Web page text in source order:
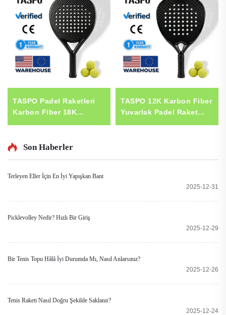
TASPO Padel Raketleri
Karbon Fiber 18K
Tenisi Raketi Yumuşak
TASPO 12K Karbon Fiber
Yuvarlak Padel Raket
Son Haberler
Terleyen Eller İçin En İyi Yapışkan Bant
2025-12-31
Picklevolley Nedir? Hızlı Bir Giriş
2025-12-29
Bir Tenis Topu Hâlâ İyi Durumda Mı, Nasıl Anlarsınız?
2025-12-26
Tenis Raketi Nasıl Doğru Şekilde Saklanır?
2025-12-24